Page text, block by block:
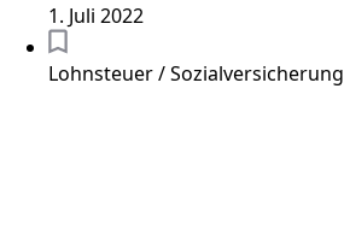
1. Juli 2022
Lohnsteuer / Sozialversicherung